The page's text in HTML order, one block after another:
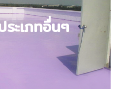
ะเภทอื่นๆ
ผลงาน